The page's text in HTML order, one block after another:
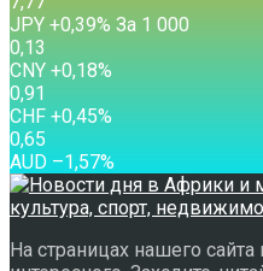
JPY +0,39% За 1 000
0,13
CNY +0,18%
0,91
CHF +0,45%
0,65
AUD –1,57%
На страницах нашего